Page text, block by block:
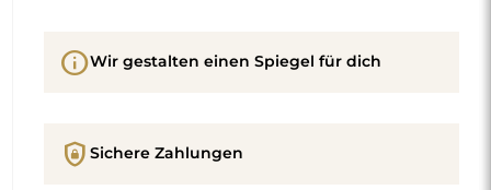
infoWir gestalten einen Spiegel für dich
shield_lock Sichere Zahlungen